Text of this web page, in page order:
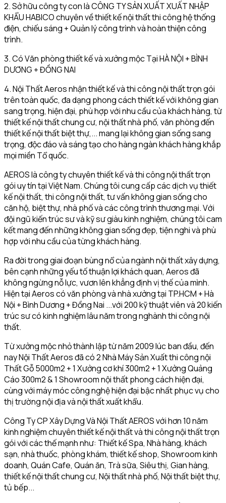
2. Sở hữu công ty con là CÔNG TY SẢN XUẤT XUẤT NHẬP
KHẨU HABICO chuyên về thiết kế nội thất thi công hệ thống
điện, chiếu sáng + Quản lý công trình và hoàn thiện công
trình.
3. Có Văn phòng thiết kế và xưởng mộc Tại HÀ NỘI + BÌNH
DƯƠNG + ĐỒNG NAI
4. Nội Thất Aeros nhận thiết kế và thi công nội thất trọn gói
trên toàn quốc, đa dạng phong cách thiết kế với không gian
sang trọng, hiện đại, phù hợp với nhu cầu của khách hàng, từ
thiết kế nội thất chung cư, nội thất nhà phố, văn phòng đến
thiết kế nội thất biệt thự,... mang lại không gian sống sang
trọng, độc đáo và sáng tạo cho hàng ngàn khách hàng khắp
mọi miền Tổ quốc.
AEROS là công ty chuyên thiết kế và thi công nội thất trọn
gói uy tín tại Việt Nam. Chúng tôi cung cấp các dịch vụ thiết
kế nội thất, thi công nội thất, tư vấn không gian sống cho
căn hộ, biệt thự, nhà phố và các công trình thương mại. Với
đội ngũ kiến trúc sư và kỹ sư giàu kinh nghiệm, chúng tôi cam
kết mang đến những không gian sống đẹp, tiện nghi và phù
hợp với nhu cầu của từng khách hàng.
Ra đời trong giai đoạn bùng nổ của ngành nội thất xây dựng,
bên cạnh những yếu tố thuận lợi khách quan, Aeros đã
không ngừng nỗ lực, vươn lên khẳng định vị thế của mình.
Hiện tại Aeros có văn phòng và nhà xưởng tại TP.HCM + Hà
Nội + Bình Dương + Đồng Nai ...với 200 kỹ thuật viên và 20 kiến
trúc sư có kinh nghiệm lâu năm trong nghành thi công nội
thất.
Từ xưởng mộc nhỏ thành lập từ năm 2009 lúc ban đầu, đến
nay Nội Thất Aeros đã có 2 Nhà Máy Sản Xuất thi công nội
Thất Gỗ 5000m2 + 1 Xưởng cơ khí 300m2 + 1 Xưởng Quảng
Cáo 300m2 & 1 Showroom nội thất phong cách hiện đại,
cùng với máy móc công nghệ hiện đại bậc nhất phục vụ cho
thị trường nội địa và nội thất xuất khẩu.
Công Ty CP Xây Dựng Và Nội Thất AEROS với hơn 10 năm
kinh nghiệm chuyên thiết kế nội thất và thi công nội thất trọn
gói với các thế mạnh như: Thiết kế Spa, Nhà hàng, khách
sạn, nhà thuốc, phòng khám, thiết kế shop, Showroom kinh
doanh, Quán Cafe, Quán ăn, Trà sữa, Siêu thị, Gian hàng,
thiết kế nội thất chung cư, Nội thất nhà phố, Nội thất biệt thự,
tủ bếp...